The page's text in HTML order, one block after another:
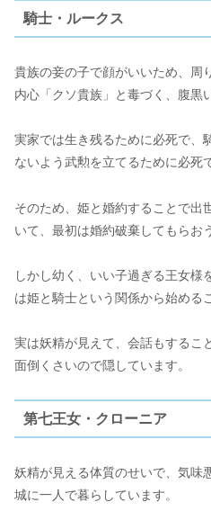
騎士・ルークス
貴族の妾の子で顔がいいため、周
内心「クソ貴族」と毒づく、腹黒
実家では生き残るために必死で、
ないよう武勲を立てるために必死
そのため、姫と婚約することで出
いて、最初は婚約破棄してもらお
しかし幼く、いい子過ぎる王女様
は姫と騎士という関係から始める
実は妖精が見えて、会話もするこ
面倒くさいので隠しています。
第七王女・クローニア
妖精が見える体質のせいで、気味
城に一人で暮らしています。